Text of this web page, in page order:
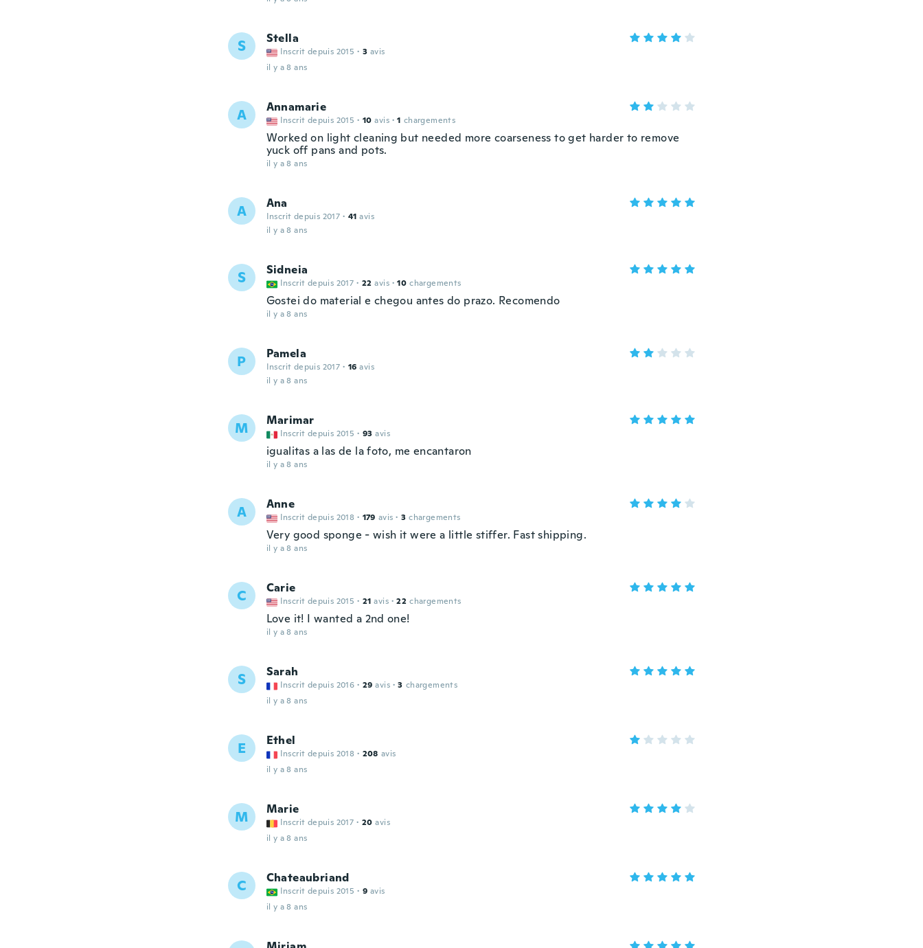
S Stella
Inscrit depuis 2015 · 3 avis
il y a 8 ans
A Annamarie
Inscrit depuis 2015 · 10 avis · 1 chargements
Worked on light cleaning but needed more coarseness to get harder to remove
yuck off pans and pots.
il y a 8 ans
A Ana
Inscrit depuis 2017 · 41 avis
il y a 8 ans
S Sidneia
Inscrit depuis 2017 · 22 avis · 10 chargements
Gostei do material e chegou antes do prazo. Recomendo
il y a 8 ans
P Pamela
Inscrit depuis 2017 · 16 avis
il y a 8 ans
M Marimar
Inscrit depuis 2015 · 93 avis
igualitas a las de la foto, me encantaron
il y a 8 ans
A Anne
Inscrit depuis 2018 · 179 avis · 3 chargements
Very good sponge - wish it were a little stiffer. Fast shipping.
il y a 8 ans
C Carie
Inscrit depuis 2015 · 21 avis · 22 chargements
Love it! I wanted a 2nd one!
il y a 8 ans
S Sarah
Inscrit depuis 2016 · 29 avis · 3 chargements
il y a 8 ans
E Ethel
Inscrit depuis 2018 · 208 avis
il y a 8 ans
M Marie
Inscrit depuis 2017 · 20 avis
il y a 8 ans
C Chateaubriand
Inscrit depuis 2015 · 9 avis
il y a 8 ans